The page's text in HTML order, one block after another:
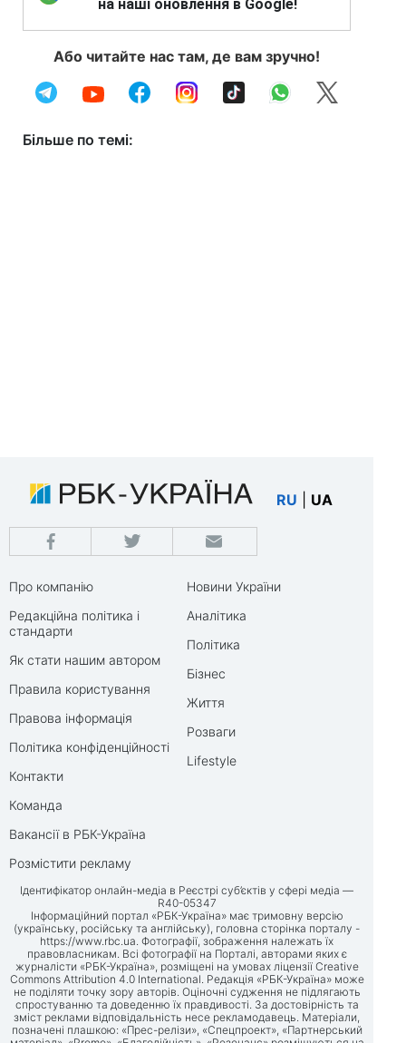
на наші оновлення в Google!
Або читайте нас там, де вам зручно!
Більше по темі:
RU UA
Про компанію
Редакційна політика і
стандарти
Як стати нашим автором
Правила користування
Правова інформація
Політика конфіденційності
Контакти
Команда
Вакансії в РБК-Україна
Розмістити рекламу
Новини України
Аналітика
Політика
Бізнес
Життя
Розваги
Lifestyle
Ідентифікатор онлайн-медіа в Реєстрі суб’єктів у сфері медіа —
R40-05347
Інформаційний портал «РБК-Україна» має тримовну версію
(українську, російську та англійську), головна сторінка порталу -
https://www.rbc.ua. Фотографії, зображення належать їх
правовласникам. Всі фотографії на Порталі, авторами яких є
журналісти «РБК-Україна», розміщені на умовах ліцензії Creative
Commons Attribution 4.0 International. Редакція «РБК-Україна» може
не поділяти точку зору авторів. Оціночні судження не підлягають
спростуванню та доведенню їх правдивості. За достовірність та
зміст реклами відповідальність несе рекламодавець. Матеріали,
позначені плашкою: «Прес-релізи», «Спецпроект», «Партнерський